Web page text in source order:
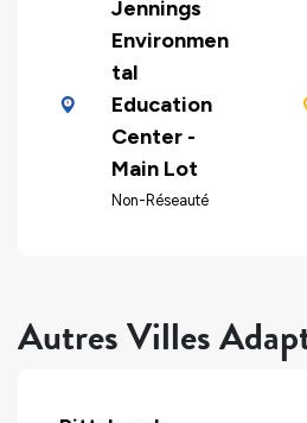
Jennings
Environmen
tal
Education
Center -
Main Lot
Non-Réseauté
Autres Villes